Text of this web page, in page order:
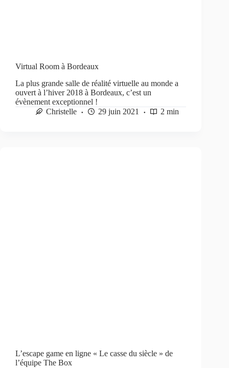
Virtual Room à Bordeaux
La plus grande salle de réalité virtuelle au monde a
ouvert à l’hiver 2018 à Bordeaux, c’est un
évènement exceptionnel !
Christelle
29 juin 2021 2 min
L’escape game en ligne « Le casse du siècle » de
l’équipe The Box